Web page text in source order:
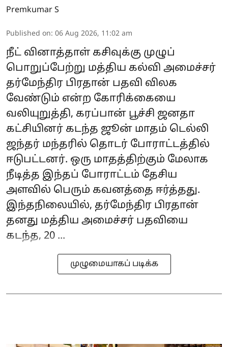
Premkumar S
Published on: 06 Aug 2026, 11:02 am
நீட் வினாத்தாள் கசிவுக்கு முழுப்
பொறுப்பேற்று மத்திய கல்வி அமைச்சர்
தர்மேந்திர பிரதான் பதவி விலக
வேண்டும் என்ற கோரிக்கையை
வலியுறுத்தி, கரப்பான் பூச்சி ஜனதா
கட்சியினர் கடந்த ஜூன் மாதம் டெல்லி
ஜந்தர் மந்தரில் தொடர் போராட்டத்தில்
ஈடுபட்டனர். ஒரு மாதத்திற்கும் மேலாக
நீடித்த இந்தப் போராட்டம் தேசிய
அளவில் பெரும் கவனத்தை ஈர்த்தது.
இந்தநிலையில், தர்மேந்திர பிரதான்
தனது மத்திய அமைச்சர் பதவியை
கடந்த, 20 ...
முழுமையாகப் படிக்க